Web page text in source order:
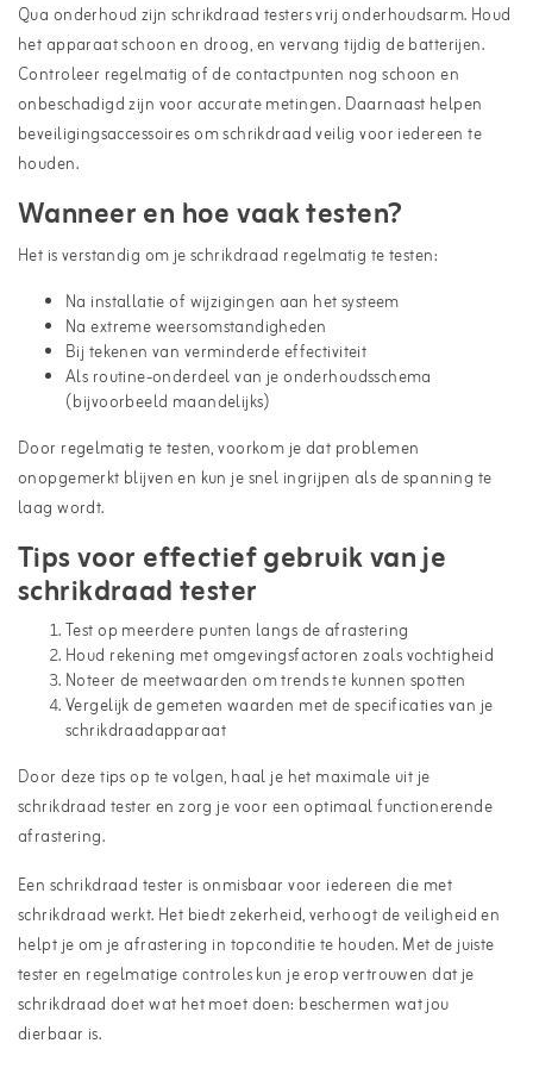
Qua onderhoud zijn schrikdraad testers vrij onderhoudsarm. Houd
het apparaat schoon en droog, en vervang tijdig de batterijen.
Controleer regelmatig of de contactpunten nog schoon en
onbeschadigd zijn voor accurate metingen. Daarnaast helpen
beveiligingsaccessoiresom schrikdraad veilig voor iedereen te
houden.
Wanneer en hoe vaak testen?
Het is verstandig om je schrikdraad regelmatig te testen:
Na installatie of wijzigingen aan het systeem
Na extreme weersomstandigheden
Bij tekenen van verminderde effectiviteit
Als routine-onderdeel van je onderhoudsschema
(bijvoorbeeld maandelijks)
Door regelmatig te testen, voorkom je dat problemen
onopgemerkt blijven en kun je snel ingrijpen als de spanning te
laag wordt.
Tips voor effectief gebruik van je
schrikdraad tester
Test op meerdere punten langs de afrastering
Houd rekening met omgevingsfactoren zoals vochtigheid
Noteer de meetwaarden om trends te kunnen spotten
Vergelijk de gemeten waarden met de specificaties van je
schrikdraadapparaat
Door deze tips op te volgen, haal je het maximale uit je
schrikdraad tester en zorg je voor een optimaal functionerende
afrastering.
Een schrikdraad tester is onmisbaar voor iedereen die met
schrikdraad werkt. Het biedt zekerheid, verhoogt de veiligheid en
helpt je om je afrastering in topconditie te houden. Met de juiste
tester en regelmatige controles kun je erop vertrouwen dat je
schrikdraad doet wat het moet doen: beschermen wat jou
dierbaar is.